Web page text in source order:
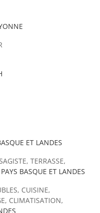
ET LANDES
TERRASSE,
PAYS BASQUE ET LANDES
CUISINE,
CLIMATISATION,